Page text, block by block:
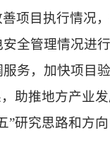
项目执行情况
全管理情况进
务，加快项目
助推地方产业
研究思路和方